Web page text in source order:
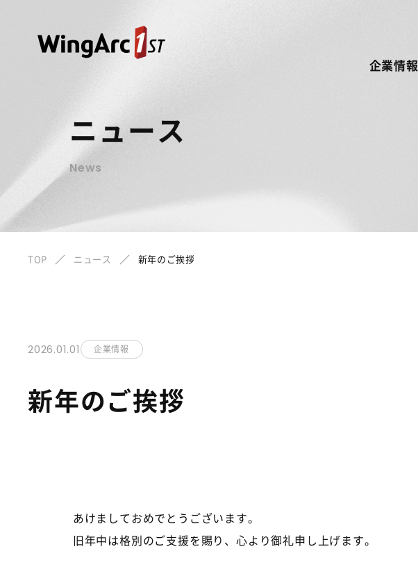
企業情報
ニュース
News
TOP ニュース 新年のご挨拶
2026.01.01 企業情報
新年のご挨拶
あけましておめでとうございます。
旧年中は格別のご支援を賜り、心より御礼申し上げます。